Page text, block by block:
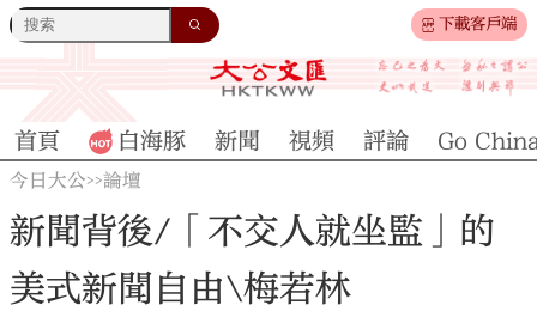
下載客戶端
首頁 白海豚 新聞 視頻 評論 Go
今日大公>>論壇
新聞背後/「不交人就坐監」的
美式新聞自由\梅若林